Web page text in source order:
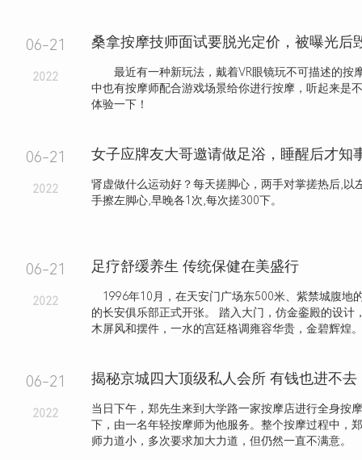
06-21
2022
桑拿按摩技师面试要脱光定价，被曝光后
最近有一种新玩法，戴着VR眼镜玩不可描述的按
中也有按摩师配合游戏场景给你进行按摩，听起来是
体验一下！
06-21
2022
肾虚做什么运动好？每天搓脚心，两手对掌搓热后,以
手擦左脚心,早晚各1次,每次搓300下。
06-21
2022
足疗舒缓养生 传统保健在美盛行
1996年10月，在天安门广场东500米、紫禁城腹地
的长安俱乐部正式开张。 踏入大门，仿金銮殿的设计
木屏风和摆件，一水的宫廷格调雍容华贵，金碧辉煌。
06-21
2022
揭秘京城四大顶级私人会所 有钱也进不去
当日下午，郑先生来到大学路一家按摩店进行全身按
下，由一名年轻按摩师为他服务。整个按摩过程中，
师力道小，多次要求加大力道，但仍然一直不满意。